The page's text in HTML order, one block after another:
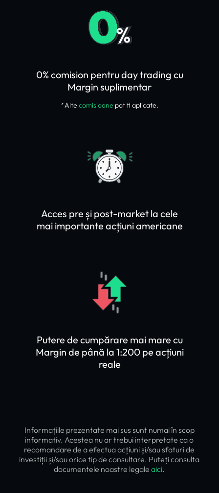
*Alte comisioane pot fi aplicate.
0% comision pentru day trading cu
Margin suplimentar
Acces pre și post-market la cele
mai importante acțiuni americane
Putere de cumpărare mai mare cu
Margin de până la 1:200 pe acțiuni
reale
Informațiile prezentate mai sus sunt numai în scop
informativ. Acestea nu ar trebui interpretate ca o
recomandare de a efectua acțiuni și/sau sfaturi de
investiții și/sau orice tip de consultare. Puteți consulta
documentele noastre legaleaici.